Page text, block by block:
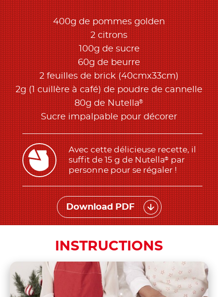
400g de pommes golden
2 citrons
100g de sucre
60g de beurre
2 feuilles de brick (40cmx33cm)
2g (1 cuillère à café) de poudre de cannelle
80g de Nutella®
Sucre impalpable pour décorer
Avec cette délicieuse recette, il
suffit de 15 g de Nutella®par
personne pour se régaler !
Download PDF
INSTRUCTIONS